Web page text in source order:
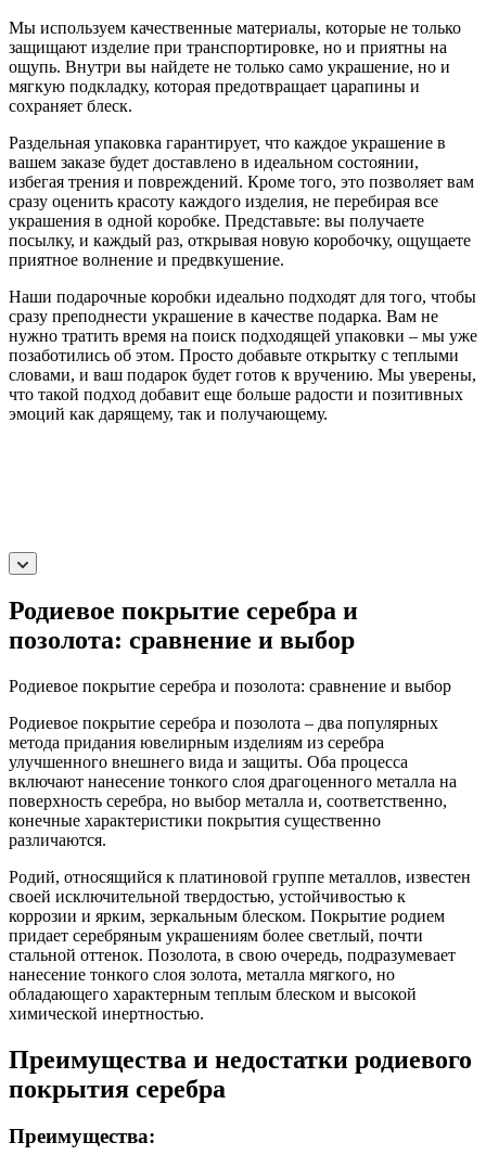
Мы используем качественные материалы, которые не только
защищают изделие при транспортировке, но и приятны на
ощупь. Внутри вы найдете не только само украшение, но и
мягкую подкладку, которая предотвращает царапины и
сохраняет блеск.
Раздельная упаковка гарантирует, что каждое украшение в
вашем заказе будет доставлено в идеальном состоянии,
избегая трения и повреждений. Кроме того, это позволяет вам
сразу оценить красоту каждого изделия, не перебирая все
украшения в одной коробке. Представьте: вы получаете
посылку, и каждый раз, открывая новую коробочку, ощущаете
приятное волнение и предвкушение.
Наши подарочные коробки идеально подходят для того, чтобы
сразу преподнести украшение в качестве подарка. Вам не
нужно тратить время на поиск подходящей упаковки – мы уже
позаботились об этом. Просто добавьте открытку с теплыми
словами, и ваш подарок будет готов к вручению. Мы уверены,
что такой подход добавит еще больше радости и позитивных
эмоций как дарящему, так и получающему.
Родиевое покрытие серебра и
позолота: сравнение и выбор
Родиевое покрытие серебра и позолота: сравнение и выбор
Родиевое покрытие серебра и позолота – два популярных
метода придания ювелирным изделиям из серебра
улучшенного внешнего вида и защиты. Оба процесса
включают нанесение тонкого слоя драгоценного металла на
поверхность серебра, но выбор металла и, соответственно,
конечные характеристики покрытия существенно
различаются.
Родий, относящийся к платиновой группе металлов, известен
своей исключительной твердостью, устойчивостью к
коррозии и ярким, зеркальным блеском. Покрытие родием
придает серебряным украшениям более светлый, почти
стальной оттенок. Позолота, в свою очередь, подразумевает
нанесение тонкого слоя золота, металла мягкого, но
обладающего характерным теплым блеском и высокой
химической инертностью.
Преимущества и недостатки родиевого
покрытия серебра
Преимущества: